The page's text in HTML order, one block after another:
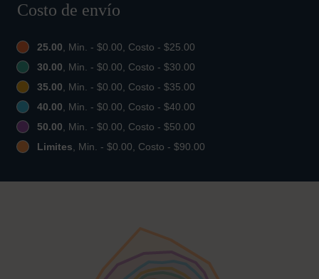
Costo de envío
25.00, Min. - $0.00, Costo - $25.00
30.00, Min. - $0.00, Costo - $30.00
35.00, Min. - $0.00, Costo - $35.00
40.00, Min. - $0.00, Costo - $40.00
50.00, Min. - $0.00, Costo - $50.00
Limites, Min. - $0.00, Costo - $90.00